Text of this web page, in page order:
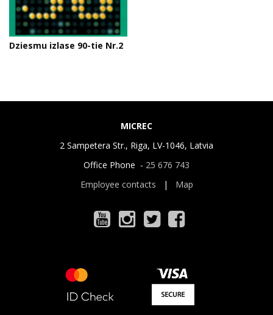
Dziesmu izlase 90-tie Nr.2
MICREC
2 Sampetera Str., Riga, LV-1046, Latvia
Office Phone - 25 676 743
Employee contacts | Map